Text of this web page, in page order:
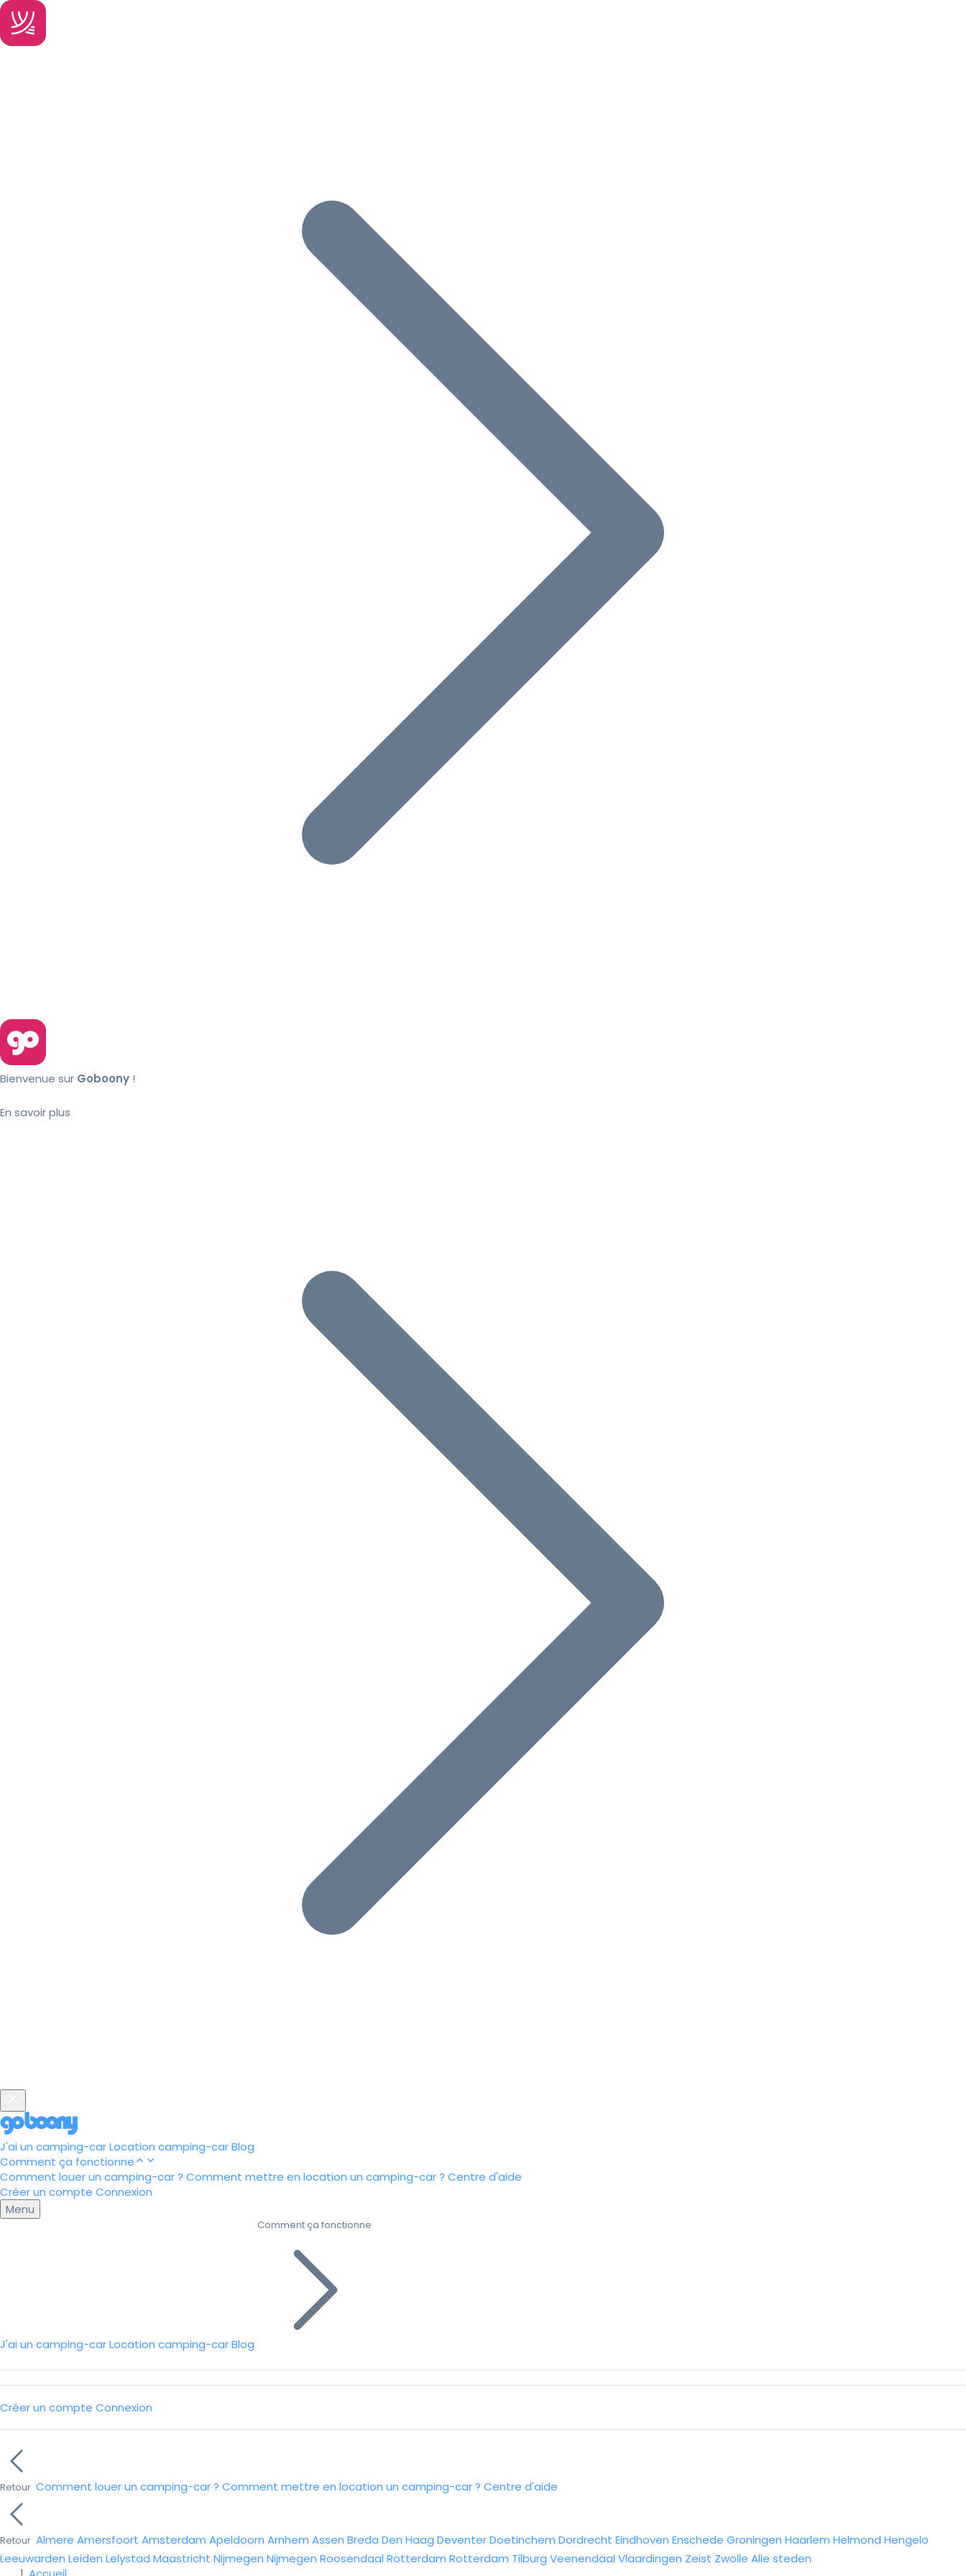
Bienvenue sur Goboony !
En savoir plus
J'ai un camping-carLocation camping-carBlog
Comment ça fonctionne
Comment louer un camping-car ? Comment mettre en location un camping-car ? Centre d'aide
Créer un compte Connexion
Menu
J'ai un camping-carLocation camping-carBlog
Comment ça fonctionne
Créer un compte Connexion
Retour Comment louer un camping-car ? Comment mettre en location un camping-car ? Centre d'aide
Retour Almere Amersfoort Amsterdam Apeldoorn Arnhem Assen Breda Den Haag DeventerDoetinchem Dordrecht Eindhoven Enschede Groningen Haarlem Helmond Hengelo
Leeuwarden Leiden Lelystad Maastricht Nijmegen Nijmegen Roosendaal Rotterdam Rotterdam Tilburg Veenendaal Vlaardingen Zeist Zwolle Alle steden